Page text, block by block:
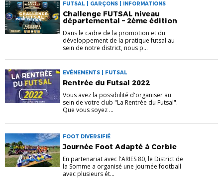
FUTSAL | GARÇONS | INFORMATIONS
Challenge FUTSAL niveau
départemental – 2ème édition
Dans le cadre de la promotion et du
développement de la pratique futsal au
sein de notre district, nous p...
EVÉNEMENTS | FUTSAL
Rentrée du Futsal 2022
Vous avez la possibilité d'organiser au
sein de votre club "La Rentrée du Futsal".
Que vous soyez ...
FOOT DIVERSIFIÉ
Journée Foot Adapté à Corbie
En partenariat avec l'ARIES 80, le District de
la Somme a organisé une journée football
avec plusieurs ét...